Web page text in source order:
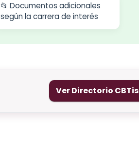
📂 Documentos adicionales
según la carrera de interés
Ver Directorio CBTis